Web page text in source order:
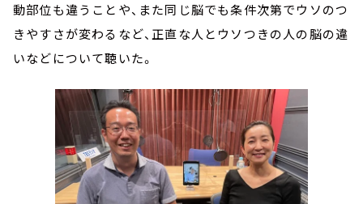
動部位も違うことや、また同じ脳でも条件次第でウソのつ
きやすさが変わるなど、正直な人とウソつきの人の脳の違
いなどについて聴いた。